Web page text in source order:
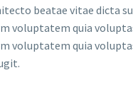
beatae vitae dicta
voluptatem quia
voluptatem quia